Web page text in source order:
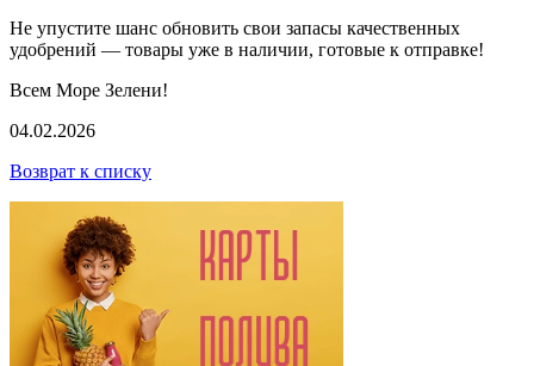
Не упустите шанс обновить свои запасы качественных
удобрений — товары уже в наличии, готовые к отправке!
Всем Море Зелени!
04.02.2026
Возврат к списку